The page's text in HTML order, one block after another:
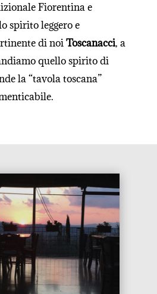
Fiorentina e
spirito leggero e
di noiToscanacci, a
quello spirito di
la “tavola toscana”